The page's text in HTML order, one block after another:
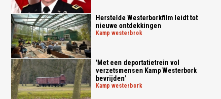
Herstelde Westerborkfilm leidt tot
nieuwe ontdekkingen
kamp westerbrok
'Met een deportatietrein vol
verzetsmensen Kamp Westerbork
bevrijden'
kamp westerbork